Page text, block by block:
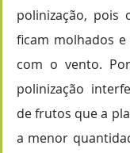
polinização, pois
ficam molhados
com o vento.
polinização
de frutos que a
a menor